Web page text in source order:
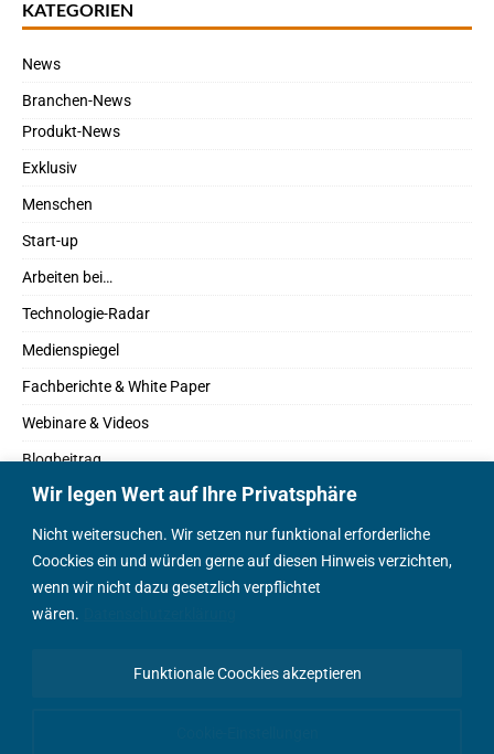
Wir legen Wert auf Ihre Privatsphäre
Nicht weitersuchen. Wir setzen nur funktional erforderliche
Coockies ein und würden gerne auf diesen Hinweis verzichten,
wenn wir nicht dazu gesetzlich verpflichtet
wären.
Funktionale Coockies akzeptieren
KATEGORIEN
News
Branchen-News
Produkt-News
Exklusiv
Menschen
Start-up
Arbeiten bei…
Technologie-Radar
Medienspiegel
Fachberichte & White Paper
Webinare & Videos
Blogbeitrag
Fachbücher
Marktreport
Podcasts
Positionspapier
English Content